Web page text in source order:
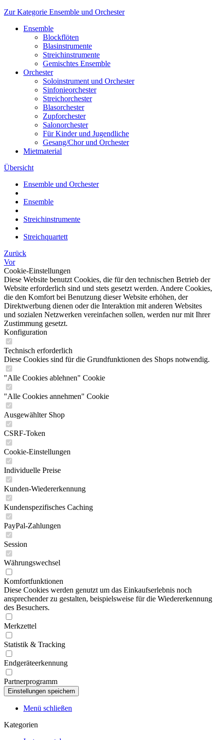
Zur Kategorie Ensemble und Orchester
Ensemble
Blockflöten
Blasinstrumente
Streichinstrumente
Gemischtes Ensemble
Orchester
Soloinstrument und Orchester
Sinfonieorchester
Streichorchester
Blasorchester
Zupforchester
Salonorchester
Für Kinder und Jugendliche
Gesang/Chor und Orchester
Mietmaterial
Übersicht
Ensemble und Orchester
Ensemble
Streichinstrumente
Streichquartett
Zurück
Vor
Cookie-Einstellungen
Diese Website benutzt Cookies, die für den technischen Betrieb der
Website erforderlich sind und stets gesetzt werden. Andere Cookies,
die den Komfort bei Benutzung dieser Website erhöhen, der
Direktwerbung dienen oder die Interaktion mit anderen Websites
und sozialen Netzwerken vereinfachen sollen, werden nur mit Ihrer
Zustimmung gesetzt.
Konfiguration
Technisch erforderlich
Diese Cookies sind für die Grundfunktionen des Shops notwendig.
"Alle Cookies ablehnen" Cookie
"Alle Cookies annehmen" Cookie
Ausgewählter Shop
CSRF-Token
Cookie-Einstellungen
Individuelle Preise
Kunden-Wiedererkennung
Kundenspezifisches Caching
PayPal-Zahlungen
Session
Währungswechsel
Komfortfunktionen
Diese Cookies werden genutzt um das Einkaufserlebnis noch
ansprechender zu gestalten, beispielsweise für die Wiedererkennung
des Besuchers.
Merkzettel
Statistik & Tracking
Endgeräteerkennung
Partnerprogramm
Menü schließen
Kategorien